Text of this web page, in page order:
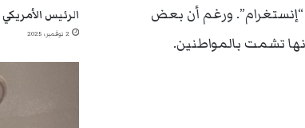
ورغم أن بعض
تشمت بالمواطنين.
الرئيس
2 نوفمبر، 2025